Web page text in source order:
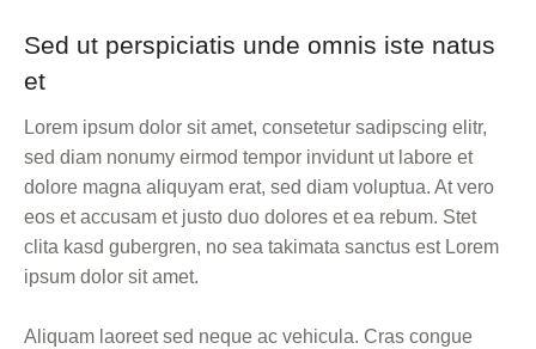
Sed ut perspiciatis unde omnis iste natus
et
Lorem ipsum dolor sit amet, consetetur sadipscing elitr,
sed diam nonumy eirmod tempor invidunt ut labore et
dolore magna aliquyam erat, sed diam voluptua. At vero
eos et accusam et justo duo dolores et ea rebum. Stet
clita kasd gubergren, no sea takimata sanctus est Lorem
ipsum dolor sit amet.
Aliquam laoreet sed neque ac vehicula. Cras congue